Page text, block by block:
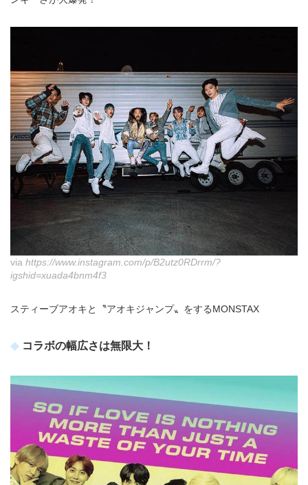
via https://www.instagram.com/p/B2utz0RDrrm/?
igshid=xuada4bnm4f3
スティーブアオキと〝アオキジャンプ〟をするMONSTAX
コラボの幅広さは無限大！